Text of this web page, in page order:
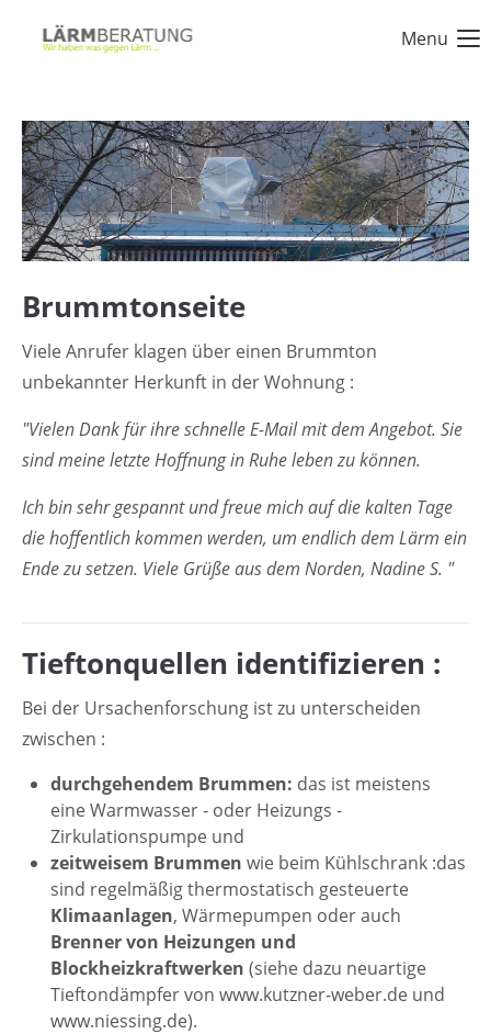
Login
Passwort
Anmelden
Support
Lorem ipsum dolor sit amet:
24h/ 365days
We offer support for our customers
Mon - Fri 8:00am - 5:00pm
Kontakt
Ingenieurbüro Wittstock
Sulzburger Str. 1
79114 Freiburg
Have any questions?
+44 1234 567 890
Menu
Brummtonseite
Viele Anrufer klagen über einen Brummton
unbekannter Herkunft in der Wohnung :
"Vielen Dank für ihre schnelle E-Mail mit dem Angebot. Sie
sind meine letzte Hoffnung in Ruhe leben zu können.
Ich bin sehr gespannt und freue mich auf die kalten Tage
die hoffentlich kommen werden, um endlich dem Lärm ein
Ende zu setzen. Viele Grüße aus dem Norden, Nadine S. "
Tieftonquellen identifizieren :
Bei der Ursachenforschung ist zu unterscheiden
zwischen :
durchgehendem Brummen: das ist meistens
eine Warmwasser - oder Heizungs -
Zirkulationspumpe und
zeitweisem Brummen wie beim Kühlschrank :das
sind regelmäßig thermostatisch gesteuerte
Klimaanlagen, Wärmepumpen oder auch
Brenner von Heizungen und
Blockheizkraftwerken (siehe dazu neuartige
Tieftondämpfer von www.kutzner-weber.de und
www.niessing.de).